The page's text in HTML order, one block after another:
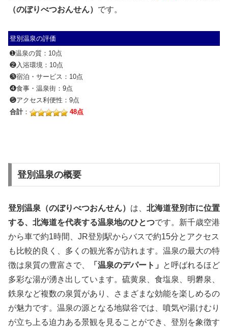
（のぼりべつおんせん） です。
登別温泉の評価
➊温泉の質：10点
❷入浴環境：10点
❸宿泊・サービス：10点
❹食事・温泉街：9点
❺アクセス利便性：9点
合計： 48点
登別温泉の概要
登別温泉（のぼりべつおんせん） は、 北海道登別市に位置
する、北海道を代表する温泉地のひとつです。新千歳空港
から車で約1時間、JR登別駅からバスで約15分とアクセス
も比較的良く、多くの観光客が訪れます。温泉の最大の特
徴は泉質の豊富さで、
「温泉のデパート」
と呼ばれるほど
多彩な湯が湧き出しています。硫黄泉、食塩泉、明礬泉、
鉄泉など複数の泉質があり、さまざまな効能を楽しめるの
が魅力です。温泉の源となる地獄谷では、噴気や湯けむり
が立ち上る迫力ある景観を見ることができ、登別を象徴す